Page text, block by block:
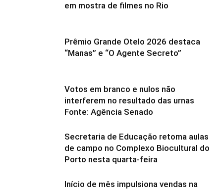
em mostra de filmes no Rio
Prêmio Grande Otelo 2026 destaca
“Manas” e “O Agente Secreto”
Votos em branco e nulos não
interferem no resultado das urnas
Fonte: Agência Senado
Secretaria de Educação retoma aulas
de campo no Complexo Biocultural do
Porto nesta quarta-feira
Início de mês impulsiona vendas na